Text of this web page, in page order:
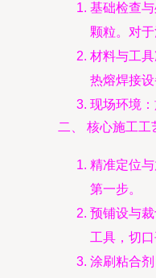
基础检查
颗粒。对
材料与工
热熔焊接
现场环境
二、 核心施工工
精准定位
第一步。
预铺设与
工具，切口
涂刷粘合